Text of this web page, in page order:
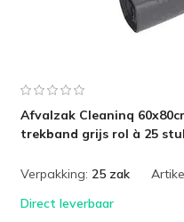
Afvalzak Cleaninq
trekband grijs rol à 25
Verpakking: 25 zak
Direct leverbaar